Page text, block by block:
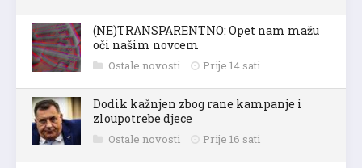
(NE)TRANSPARENTNO: Opet nam mažu
oči našim novcem
Ostale novosti Prije 14 sati
Dodik kažnjen zbog rane kampanje i
zloupotrebe djece
Ostale novosti Prije 16 sati